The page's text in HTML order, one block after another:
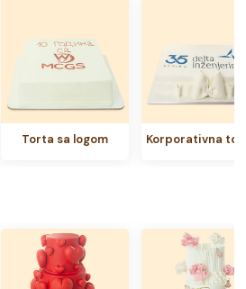
Torta sa logom